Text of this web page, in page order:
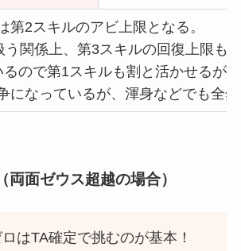
第2スキルのアビ上限となる。
う関係上、第3スキルの回復上限も
ので第1スキルも割と活かせるが
になっているが、渾身などでも全
両面ゼウス超越の場合）
ロはTA確定で挑むのが基本！